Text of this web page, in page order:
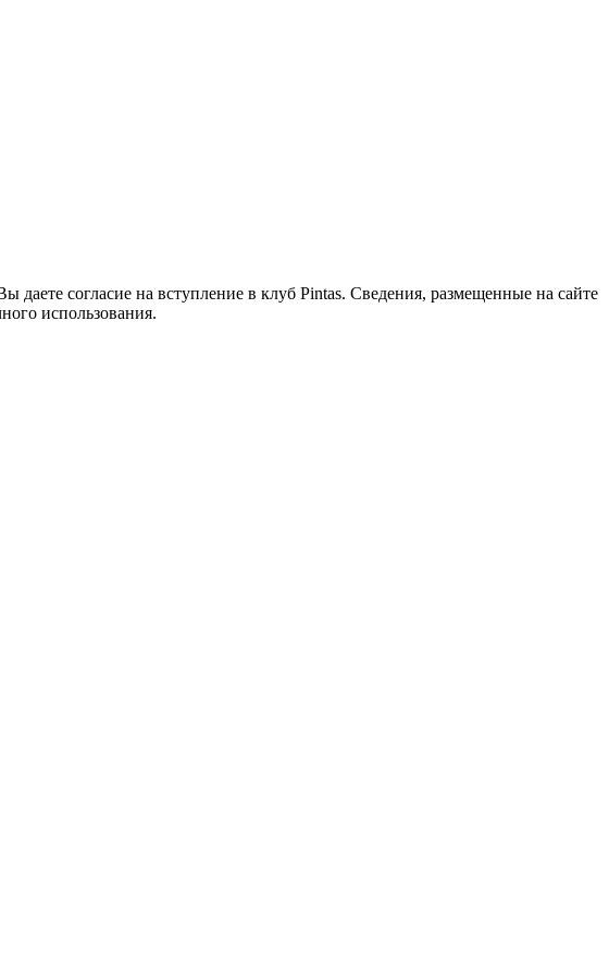
согласие на вступление в клуб Pintas. Сведения, размещенные на сайте
использования.